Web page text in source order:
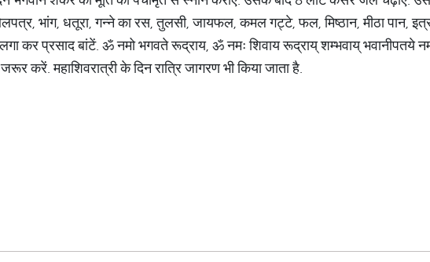
भांग, धतूरा, गन्ने का रस, तुलसी, जायफल, कमल गट्टे, फल, मिष्ठान, मीठा पान,
कर प्रसाद बांटें. ॐ नमो भगवते रूद्राय, ॐ नमः शिवाय रूद्राय् शम्भवाय् भवानीपतये
करें. महाशिवरात्री के दिन रात्रि जागरण भी किया जाता है.